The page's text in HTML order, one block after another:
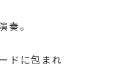
。
ドに包まれ